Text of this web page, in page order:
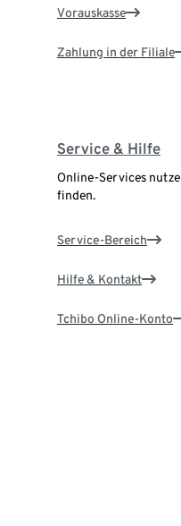
Vorauskasse
Zahlung in der Filiale
Service & Hilfe
Online-Services
finden.
Service-Bereich
Hilfe & Kontakt
Tchibo Online-Konto